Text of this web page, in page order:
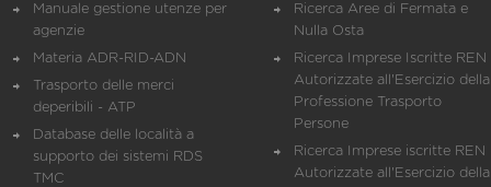
Manuale gestione utenze per
agenzie
Materia ADR-RID-ADN
Trasporto delle merci
deperibili - ATP
Database delle località a
supporto dei sistemi RDS
TMC
Ricerca Aree di Fermata e
Nulla Osta
Ricerca Imprese Iscritte REN
Autorizzate all'Esercizio della
Professione Trasporto
Persone
Ricerca Imprese iscritte REN
Autorizzate all'Esercizio della